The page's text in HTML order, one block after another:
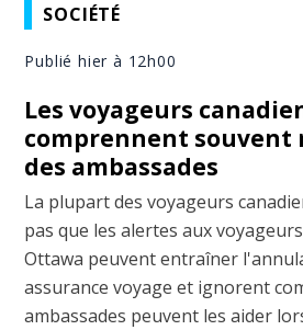
SOCIÉTÉ
Publié hier à 12h00
Les voyageurs
comprennent souvent
des ambassades
La plupart des voyageurs
pas que les alertes aux
Ottawa peuvent entraîner
assurance voyage et ignorent
ambassades peuvent les aider